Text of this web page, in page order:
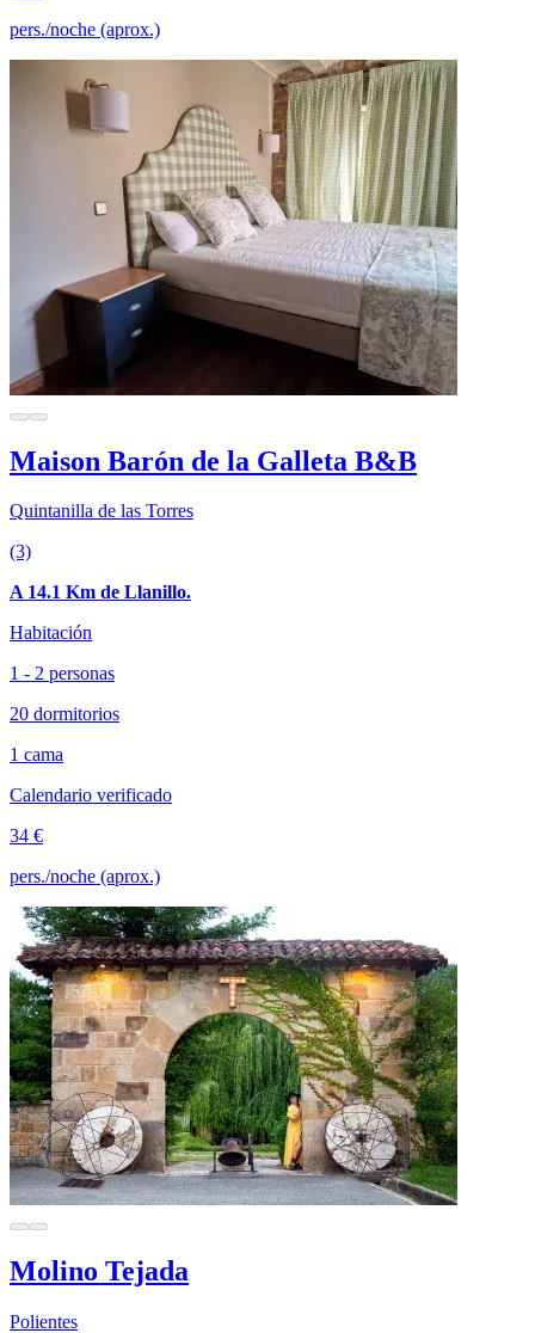
pers./noche (aprox.)
Maison Barón de la Galleta B&B
Quintanilla de las Torres
(3)
A 14.1 Km de Llanillo.
Habitación
1 - 2 personas
20 dormitorios
1 cama
Calendario verificado
34 €
pers./noche (aprox.)
Molino Tejada
Polientes